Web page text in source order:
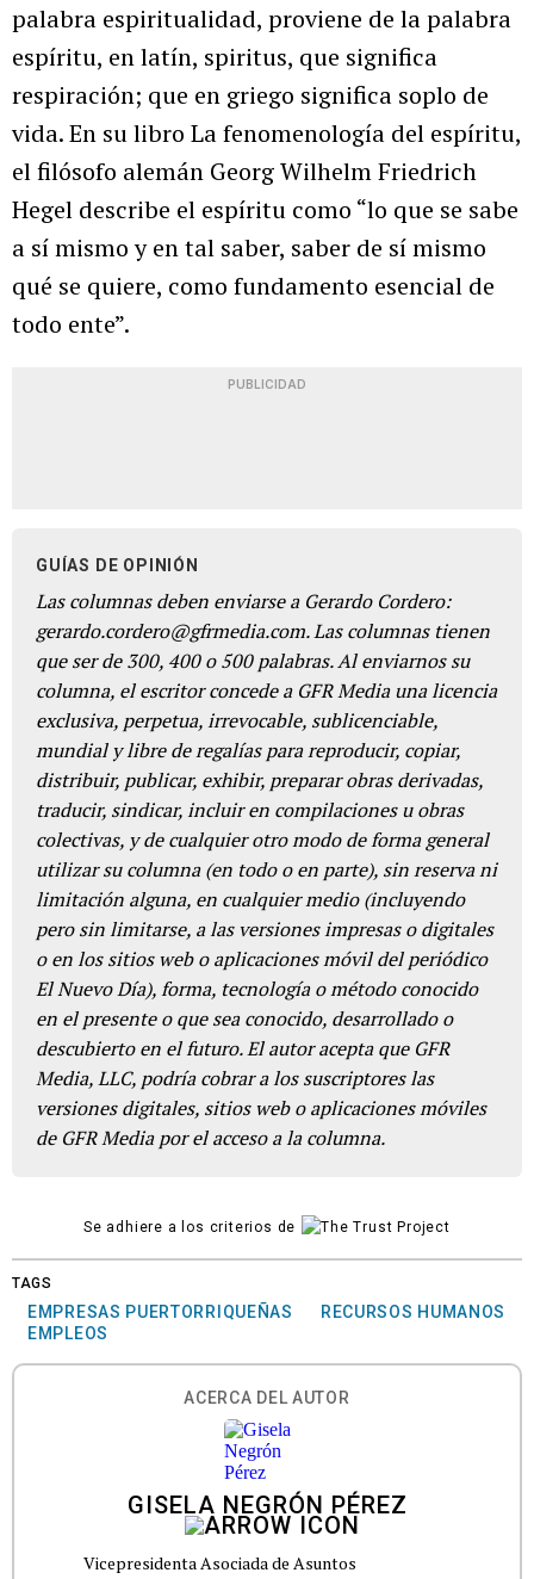
palabra espiritualidad, proviene de la palabra
espíritu, en latín, spiritus, que significa
respiración; que en griego significa soplo de
vida. En su libro La fenomenología del espíritu,
el filósofo alemán Georg Wilhelm Friedrich
Hegel describe el espíritu como “lo que se sabe
a sí mismo y en tal saber, saber de sí mismo
qué se quiere, como fundamento esencial de
todo ente”.
PUBLICIDAD
GUÍAS DE OPINIÓN
Las columnas deben enviarse a Gerardo Cordero:
gerardo.cordero@gfrmedia.com. Las columnas tienen
que ser de 300, 400 o 500 palabras. Al enviarnos su
columna, el escritor concede a GFR Media una licencia
exclusiva, perpetua, irrevocable, sublicenciable,
mundial y libre de regalías para reproducir, copiar,
distribuir, publicar, exhibir, preparar obras derivadas,
traducir, sindicar, incluir en compilaciones u obras
colectivas, y de cualquier otro modo de forma general
utilizar su columna (en todo o en parte), sin reserva ni
limitación alguna, en cualquier medio (incluyendo
pero sin limitarse, a las versiones impresas o digitales
o en los sitios web o aplicaciones móvil del periódico
El Nuevo Día), forma, tecnología o método conocido
en el presente o que sea conocido, desarrollado o
descubierto en el futuro. El autor acepta que GFR
Media, LLC, podría cobrar a los suscriptores las
versiones digitales, sitios web o aplicaciones móviles
de GFR Media por el acceso a la columna.
Se adhiere a los criterios de
TAGS
EMPRESAS PUERTORRIQUEÑAS
RECURSOS HUMANOS
EMPLEOS
ACERCA DEL AUTOR
GISELA NEGRÓN PÉREZ
Vicepresidenta Asociada de Asuntos